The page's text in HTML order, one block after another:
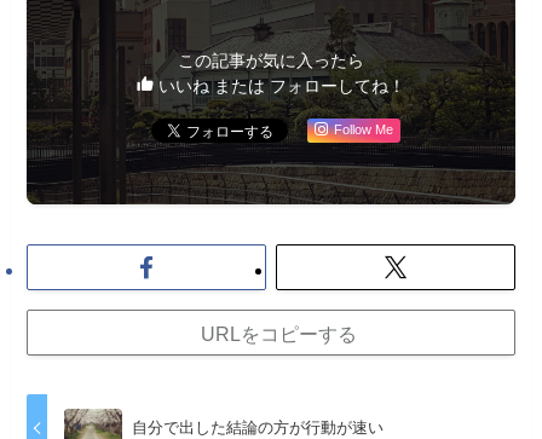
この記事が気に入ったら
いいね または フォローしてね！
Follow Me
URLをコピーする
自分で出した結論の方が行動が速い